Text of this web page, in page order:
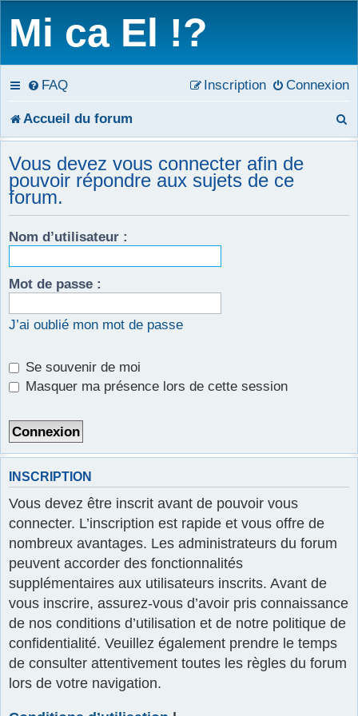
Mi ca El !?
FAQ Connexion
Inscription
Accueil du forum
e
Vous devez vous connecter afin de
pouvoir répondre aux sujets de ce
forum.
Nom d’utilisateur :
Mot de passe :
J’ai oublié mon mot de passe
Se souvenir de moi
Masquer ma présence lors de cette session
INSCRIPTION
Vous devez être inscrit avant de pouvoir vous
connecter. L’inscription est rapide et vous offre de
nombreux avantages. Les administrateurs du forum
peuvent accorder des fonctionnalités
supplémentaires aux utilisateurs inscrits. Avant de
vous inscrire, assurez-vous d’avoir pris connaissance
de nos conditions d’utilisation et de notre politique de
confidentialité. Veuillez également prendre le temps
de consulter attentivement toutes les règles du forum
lors de votre navigation.